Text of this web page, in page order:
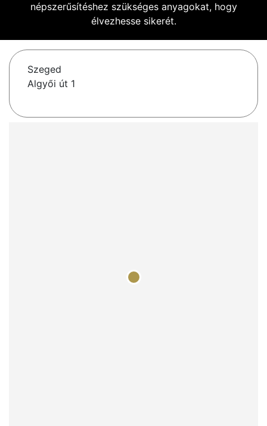
népszerűsítéshez szükséges anyagokat, hogy
élvezhesse sikerét.
Szeged
Algyői út 1